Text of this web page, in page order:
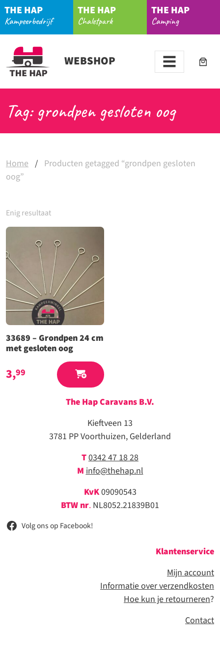
THE HAP
Kampeerbedrijf
THE HAP
Chaletpark
THE HAP
Camping
WEBSHOP
Tag: grondpen gesloten oog
Home / Producten getagged “grondpen gesloten
oog”
Enig resultaat
33689 – Grondpen 24 cm
met gesloten oog
3,99
The Hap Caravans B.V.
Kieftveen 13
3781 PP Voorthuizen, Gelderland
T0342 47 18 28
M info@thehap.nl
KvK09090543
BTW nr. NL8052.21839B01
Volg ons op Facebook!
Klantenservice
Mijn account
Informatie over verzendkosten
Hoe kun je retourneren?
Contact